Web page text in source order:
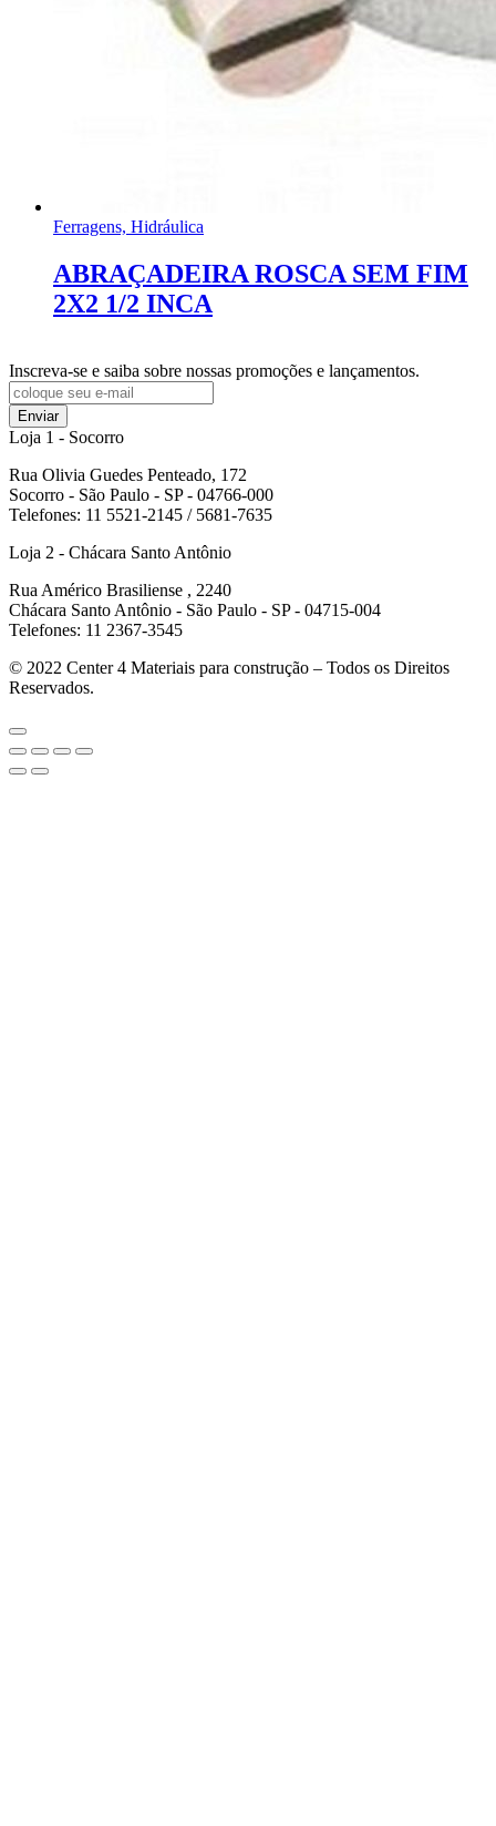
Ferragens, Hidráulica
ABRAÇADEIRA ROSCA SEM FIM
2X2 1/2 INCA
Inscreva-se e saiba sobre nossas promoções e lançamentos.
Enviar
Loja 1 - Socorro
Rua Olivia Guedes Penteado, 172
Socorro - São Paulo - SP - 04766-000
Telefones: 11 5521-2145 / 5681-7635
Loja 2 - Chácara Santo Antônio
Rua Américo Brasiliense , 2240
Chácara Santo Antônio - São Paulo - SP - 04715-004
Telefones: 11 2367-3545
© 2022 Center 4 Materiais para construção – Todos os Direitos
Reservados.